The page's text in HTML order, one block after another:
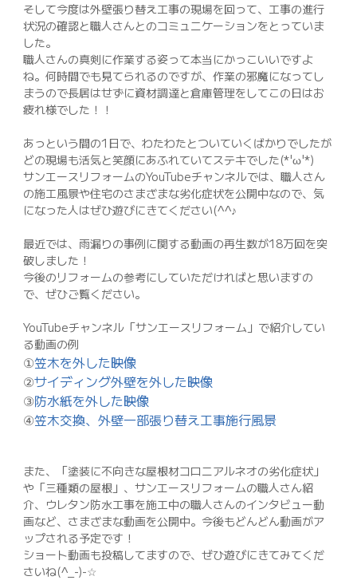
そして今度は外壁張り替え工事の現場を回って、工事の進行
状況の確認と職人さんとのコミュニケーションをとっていま
した。
職人さんの真剣に作業する姿って本当にかっこいいですよ
ね。何時間でも見てられるのですが、作業の邪魔になってし
まうので長居はせずに資材調達と倉庫管理をしてこの日はお
疲れ様でした！！
あっという間の1日で、わたわたとついていくばかりでしたが
どの現場も活気と笑顔にあふれていてステキでした(*'ω'*)
サンエースリフォームのYouTubeチャンネルでは、職人さん
の施工風景や住宅のさまざまな劣化症状を公開中なので、気
になった人はぜひ遊びにきてください(^^♪
最近では、雨漏りの事例に関する動画の再生数が18万回を突
破しました！
今後のリフォームの参考にしていただければと思いますの
で、ぜひご覧ください。
YouTubeチャンネル「サンエースリフォーム」で紹介してい
る動画の例
①笠木を外した映像
②サイディング外壁を外した映像
③防水紙を外した映像
④笠木交換、外壁一部張り替え工事施行風景
また、「塗装に不向きな屋根材コロニアルネオの劣化症状」
や「三種類の屋根」、サンエースリフォームの職人さん紹
介、ウレタン防水工事を施工中の職人さんのインタビュー動
画など、さまざまな動画を公開中。今後もどんどん動画がア
ップされる予定です！
ショート動画も投稿してますので、ぜひ遊びにきてみてくだ
さいね(^_-)-☆